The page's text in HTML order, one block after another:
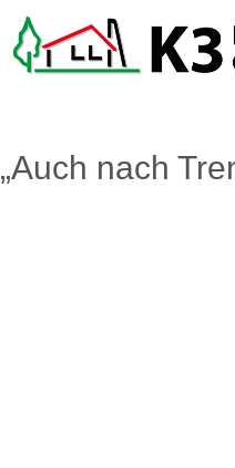
„Auch nach